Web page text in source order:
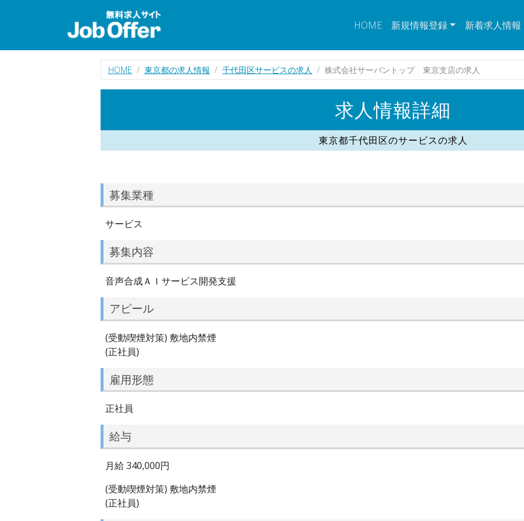
HOME 新規情報登録 新着求人情報
HOME 東京都の求人情報 千代田区サービスの求人 株式会社サーバントップ 東京支店の求人
求人情報詳細
東京都千代田区のサービスの求人
募集業種
サービス
募集内容
音声合成ＡＩサービス開発支援
アピール
(受動喫煙対策) 敷地内禁煙
(正社員)
雇用形態
正社員
給与
月給 340,000円
(受動喫煙対策) 敷地内禁煙
(正社員)